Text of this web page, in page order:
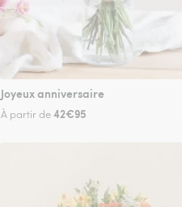
Joyeux anniversaire
À partir de42€95